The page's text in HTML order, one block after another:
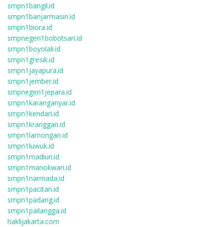
smpn1bangil.id
smpn1banjarmasin.id
smpn1biora.id
smpnegeri1bobotsari.id
smpn1boyolali.id
smpn1gresik.id
smpn1jayapura.id
smpn1jember.id
smpnegeri1jepara.id
smpn1karanganyar.id
smpn1kendari.id
smpn1kranggan.id
smpn1lamongan.id
smpn1luwuk.id
smpn1madiun.id
smpn1manokwari.id
smpn1narmada.id
smpn1pacitan.id
smpn1padang.id
smpn1pailangga.id
haklijakarta.com